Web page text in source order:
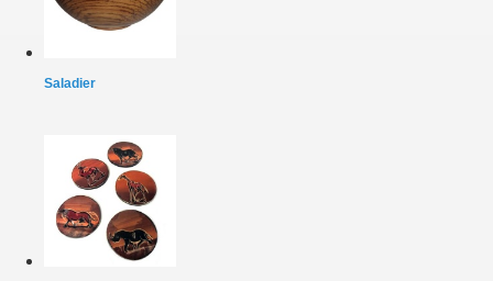
Saladier